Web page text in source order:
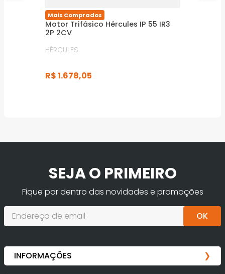
Mais Comprados
Motor Trifásico Hércules IP 55 IR3
2P 2CV
HÉRCULES
R$1.678,05
SEJA O PRIMEIRO
Fique por dentro das novidades e promoções
OK